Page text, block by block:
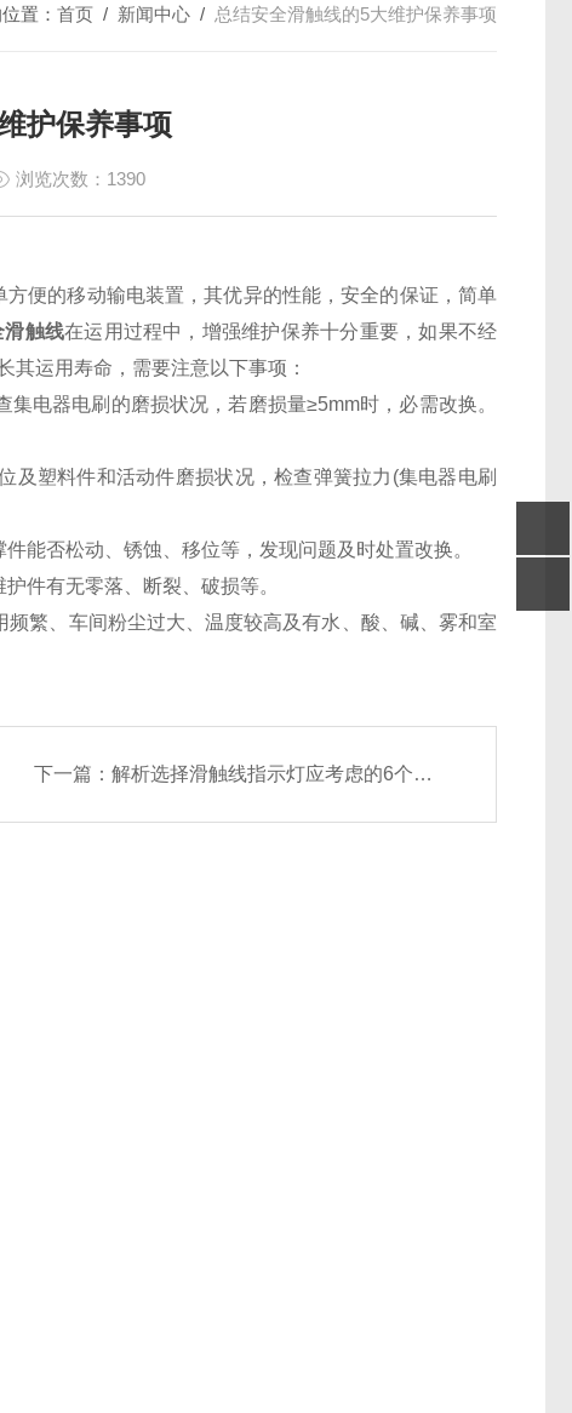
置： 首页 / 新闻中心 / 总结安全滑触线的5大维护保养事项
护保养事项
浏览次数：1390
便的移动输电装置，其优异的性能，安全的保证，简单
滑触线在运用过程中，增强维护保养十分重要，如果不经
运用寿命，需要注意以下事项：
器电刷的磨损状况，若磨损量≥5mm时，必需改换。
塑料件和活动件磨损状况，检查弹簧拉力(集电器电刷
否松动、锈蚀、移位等，发现问题及时处置改换。
件有无零落、断裂、破损等。
繁、车间粉尘过大、温度较高及有水、酸、碱、雾和室
下一篇： 解析选择滑触线指示灯应考虑的6个条件